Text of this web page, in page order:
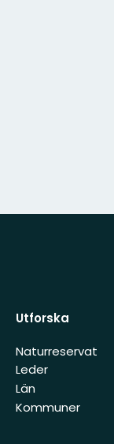
Utforska
Naturreservat
Leder
Län
Kommuner